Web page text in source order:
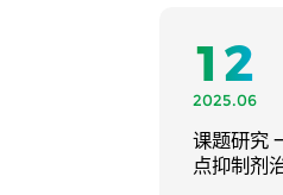
12
2025.06
课题研究
点抑制剂